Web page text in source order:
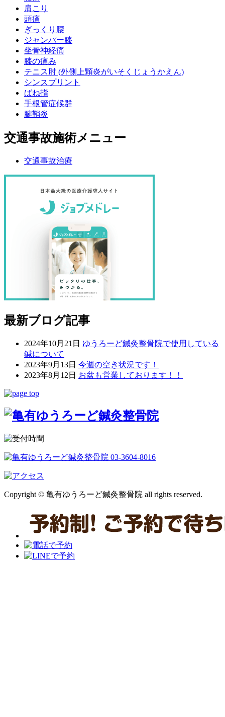
肩こり
頭痛
ぎっくり腰
ジャンパー膝
坐骨神経痛
膝の痛み
テニス肘 (外側上顆炎がいそくじょうかえん)
シンスプリント
ばね指
手根管症候群
腱鞘炎
交通事故施術メニュー
交通事故治療
最新ブログ記事
2024年10月21日 ゆうろーど鍼灸整骨院で使用している
鍼について
2023年9月13日 今週の空き状況です！
2023年8月12日 お盆も営業しております！！
Copyright © 亀有ゆうろーど鍼灸整骨院 all rights reserved.